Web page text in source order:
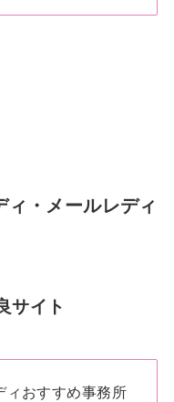
・メールレディ
サイト
ィおすすめ事務所